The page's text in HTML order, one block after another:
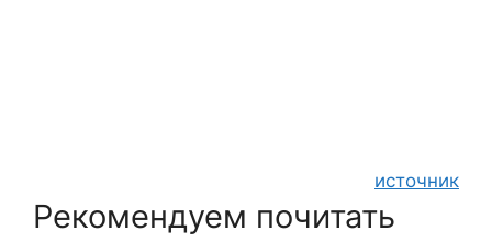
источник
Рекомендуем почитать